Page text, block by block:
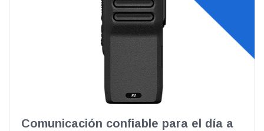
Comunicación confiable para el día a